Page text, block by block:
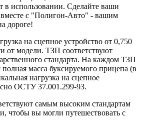
в использовании. Сделайте ваши
вместе с "Полигон-Авто" - вашим
дороге!
на сцепное устройство от 0,750
от модели. ТЗП соответствуют
стандарта. На каждом ТЗП
полная масса буксируемого прицепа (в
нагрузка на сцепное
ОСТУ 37.001.299-93.
самым высоким стандартам
чтобы вы могли путешествовать с